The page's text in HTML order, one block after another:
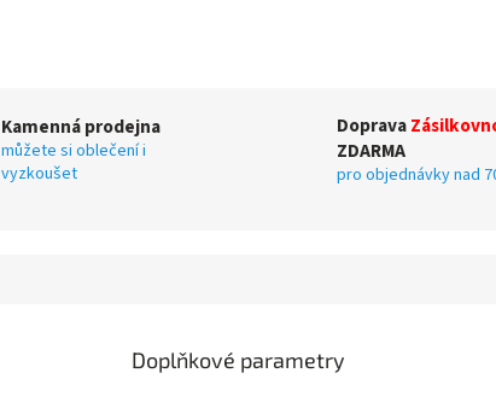
Kamenná prodejna
můžete si oblečení i
vyzkoušet
Doprava
ZDARMA
pro objednávky nad
Doplňkové parametry